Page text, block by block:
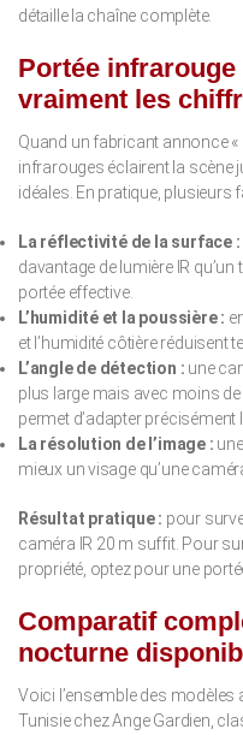
détaille la chaîne complète.
Portée
vraiment les
Quand un fabricant annonce «
infrarouges éclairent la scène
idéales. En pratique, plusieurs
La réflectivité de la surface :
davantage de lumière IR
portée effective.
L’humidité et la poussière :
et l’humidité côtière réduisent
L’angle de détection : une
plus large mais avec moins
permet d’adapter précisément
La résolution de l’image :
mieux un visage qu’une
Résultat pratique : pour
caméra IR 20 m suffit. Pour
propriété, optez pour une
Comparatif
nocturne
Voici l’ensemble des
Tunisie chez Ange Gardien,